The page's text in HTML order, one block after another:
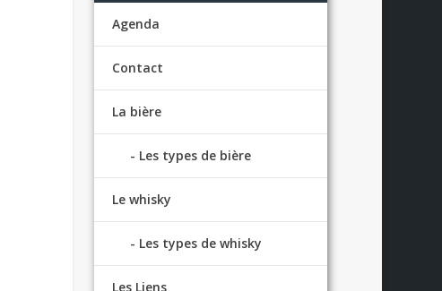
Agenda
Contact
La bière
Les types de bière
Le whisky
Les types de whisky
Les Liens